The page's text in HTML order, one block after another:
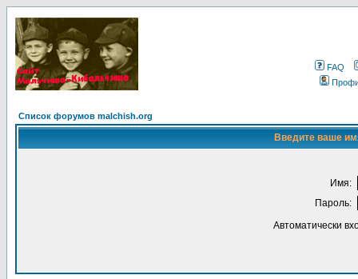
FAQ
Список форумов malchish.org
Введите ваше
Имя:
Пароль:
Автоматически